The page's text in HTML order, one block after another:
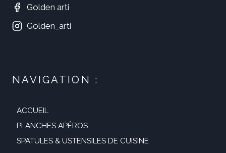
Golden arti
Golden_arti
NAVIGATION :
ACCUEIL
PLANCHES APÉROS
SPATULES & USTENSILES DE CUISINE